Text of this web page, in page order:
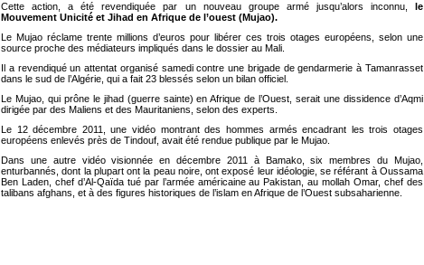
Cette action, a été revendiquée par un nouveau groupe armé jusqu’alors inconnu, le
Mouvement Unicité et Jihad en Afrique de l’ouest (Mujao).
Le Mujao réclame trente millions d’euros pour libérer ces trois otages européens, selon une
source proche des médiateurs impliqués dans le dossier au Mali.
Il a revendiqué un attentat organisé samedi contre une brigade de gendarmerie à Tamanrasset
dans le sud de l’Algérie, qui a fait 23 blessés selon un bilan officiel.
Le Mujao, qui prône le jihad (guerre sainte) en Afrique de l’Ouest, serait une dissidence d’Aqmi
dirigée par des Maliens et des Mauritaniens, selon des experts.
Le 12 décembre 2011, une vidéo montrant des hommes armés encadrant les trois otages
européens enlevés près de Tindouf, avait été rendue publique par le Mujao.
Dans une autre vidéo visionnée en décembre 2011 à Bamako, six membres du Mujao,
enturbannés, dont la plupart ont la peau noire, ont exposé leur idéologie, se référant à Oussama
Ben Laden, chef d’Al-Qaïda tué par l’armée américaine au Pakistan, au mollah Omar, chef des
talibans afghans, et à des figures historiques de l’islam en Afrique de l’Ouest subsaharienne.